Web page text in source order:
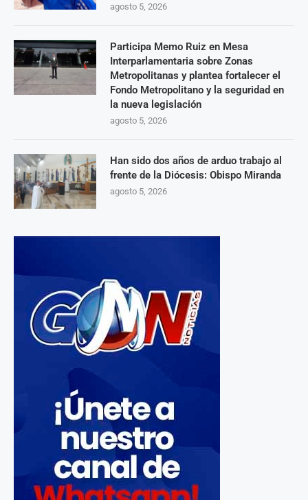
agosto 5, 2026
Participa Memo Ruiz en Mesa
Interparlamentaria sobre Zonas
Metropolitanas y plantea fortalecer el
Fondo Metropolitano y la seguridad en
la nueva legislación
agosto 5, 2026
Han sido dos años de arduo trabajo al
frente de la Diócesis: Obispo Miranda
agosto 5, 2026